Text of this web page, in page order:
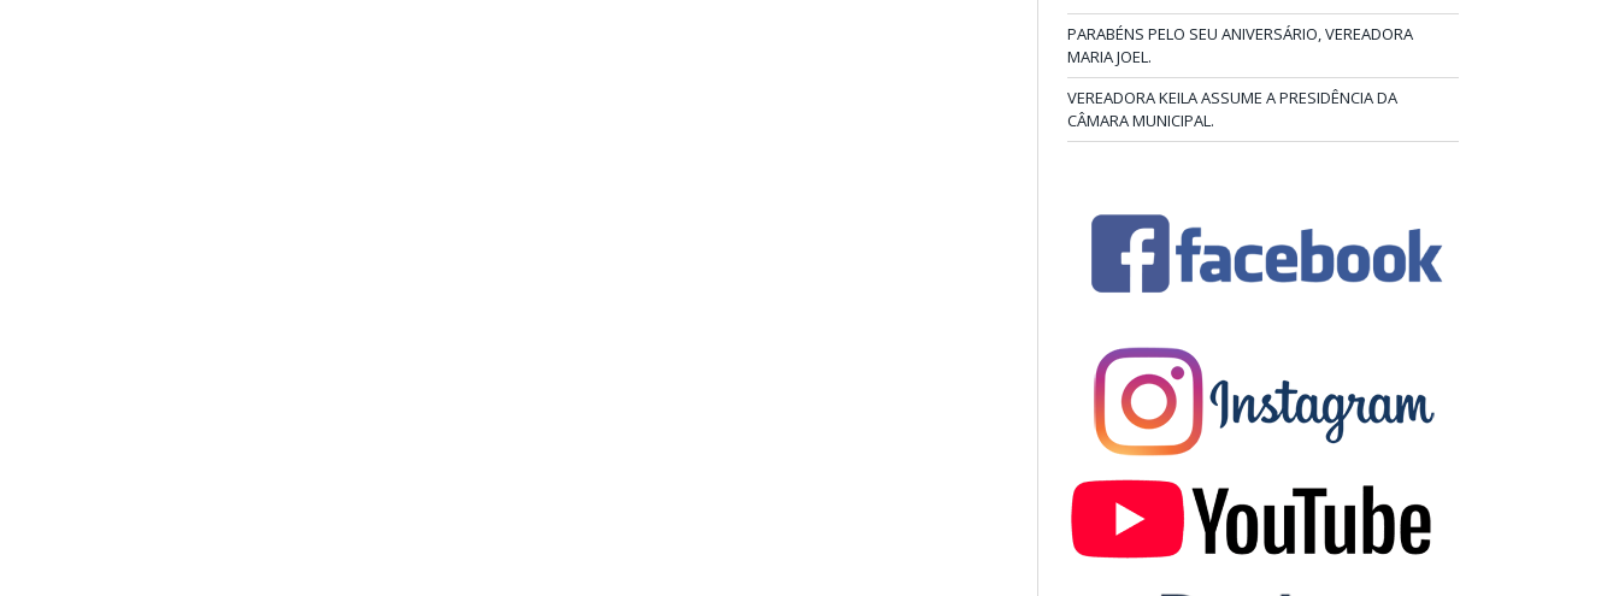
PARABÉNS PELO SEU ANIVERSÁRIO, VEREADORA
MARIA JOEL.
VEREADORA KEILA ASSUME A PRESIDÊNCIA DA
CÂMARA MUNICIPAL.